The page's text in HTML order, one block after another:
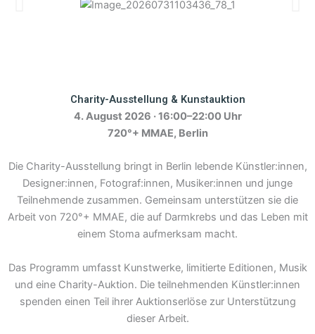
Charity-Ausstellung & Kunstauktion
4. August 2026 · 16:00–22:00 Uhr
720°+ MMAE, Berlin
Die Charity-Ausstellung bringt in Berlin lebende Künstler:innen,
Designer:innen, Fotograf:innen, Musiker:innen und junge
Teilnehmende zusammen. Gemeinsam unterstützen sie die
Arbeit von 720°+ MMAE, die auf Darmkrebs und das Leben mit
einem Stoma aufmerksam macht.
Das Programm umfasst Kunstwerke, limitierte Editionen, Musik
und eine Charity-Auktion. Die teilnehmenden Künstler:innen
spenden einen Teil ihrer Auktionserlöse zur Unterstützung
dieser Arbeit.